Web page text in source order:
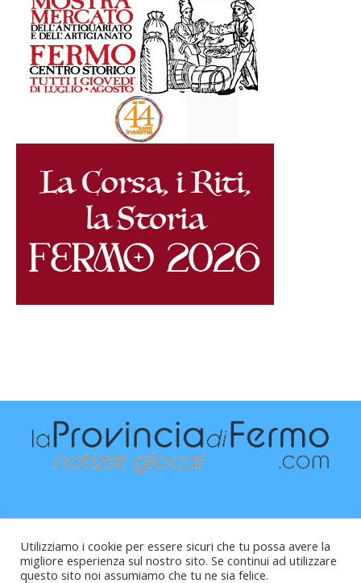
Utilizziamo i cookie per essere sicuri che tu possa avere la
migliore esperienza sul nostro sito. Se continui ad utilizzare
questo sito noi assumiamo che tu ne sia felice.